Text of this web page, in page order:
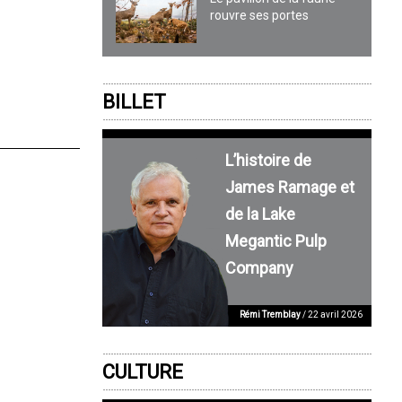
rouvre ses portes
BILLET
L’histoire de
James Ramage et
de la Lake
Megantic Pulp
Company
Rémi Tremblay/ 22 avril 2026
CULTURE